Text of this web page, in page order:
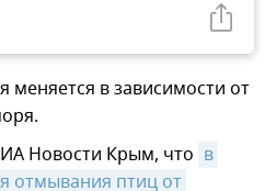
меняется в зависимости от
Новости Крым, что в
отмывания птиц от